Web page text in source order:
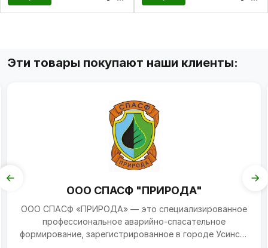
Эти товары покупают наши клиенты:
ООО СПАСФ "ПРИРОДА"
ООО СПАСФ «ПРИРОДА» — это специализированное
профессиональное аварийно-спасательное
формирование, зарегистрированное в городе Усинске